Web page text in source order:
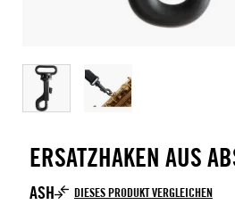
ERSATZHAKEN AUS
ASH DIESES PRODUKT VERGLEICHEN